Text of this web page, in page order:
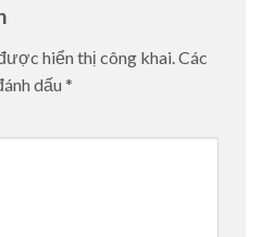
hiển thị công khai. Các
dấu *